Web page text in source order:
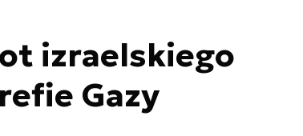
izraelskiego
Gazy